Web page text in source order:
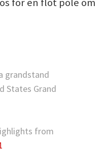
grandstand
States Grand
from